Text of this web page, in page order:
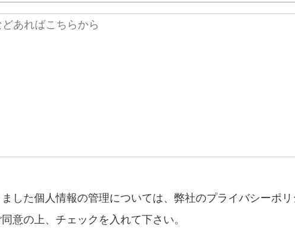
した個人情報の管理については、弊社のプライバシーポリ
意の上、チェックを入れて下さい。